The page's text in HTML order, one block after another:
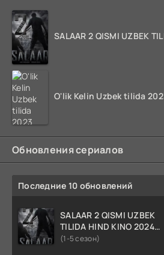
Обновления сериалов
Последние 10 обновлений
SALAAR 2 QISMI UZBEK
TILIDA HIND KINO 2024
TARJIMA 720p HD Skachat
(1-5 сезон)